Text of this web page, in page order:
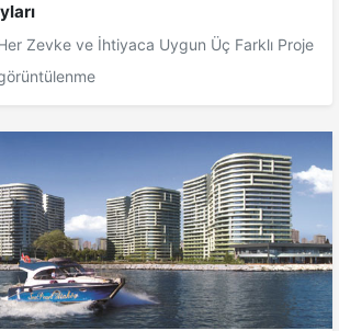
Zevke ve İhtiyaca Uygun Üç Farklı Proje